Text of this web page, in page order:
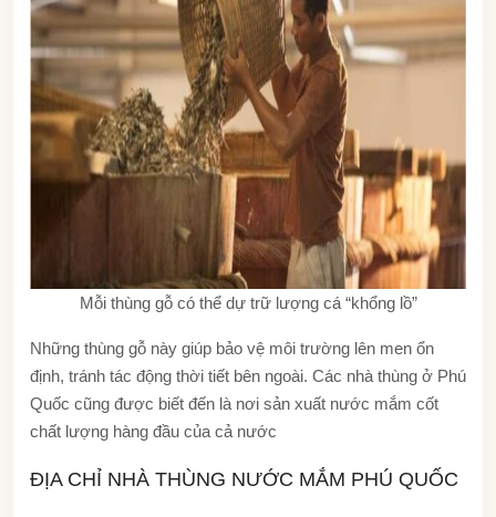
Mỗi thùng gỗ có thể dự trữ lượng cá “khổng lồ”
Những thùng gỗ này giúp bảo vệ môi trường lên men ổn
định, tránh tác động thời tiết bên ngoài. Các nhà thùng ở Phú
Quốc cũng được biết đến là nơi sản xuất nước mắm cốt
chất lượng hàng đầu của cả nước
ĐỊA CHỈ NHÀ THÙNG NƯỚC MẮM PHÚ QUỐC